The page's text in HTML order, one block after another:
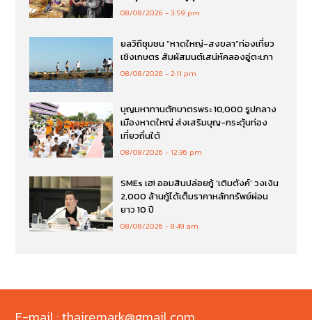
08/08/2026 3:59 pm
ยลวิถีชุมชน “หาดใหญ่-สงขลา”ท่องเที่ยว
เชิงเกษตร สัมผัสมนต์เสน่ห์คลองอู่ตะเภา
08/08/2026 2:11 pm
บุญมหาทานตักบาตรพระ 10,000 รูปกลาง
เมืองหาดใหญ่ ส่งเสริมบุญ-กระตุ้นท่อง
เที่ยวถิ่นใต้
08/08/2026 12:36 pm
SMEs เฮ! ออมสินปล่อยกู้ ‘เติมตังค์’ วงเงิน
2,000 ล้านกู้ได้เต็มราคาหลักทรัพย์ผ่อน
ยาว 10 ปี
08/08/2026 8:49 am